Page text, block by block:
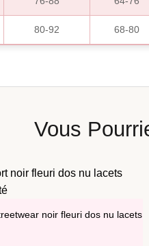
80-92 68-80
Vous
noir fleuri dos nu lacets